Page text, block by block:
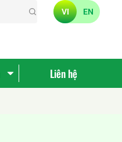
VI EN
Liên hệ